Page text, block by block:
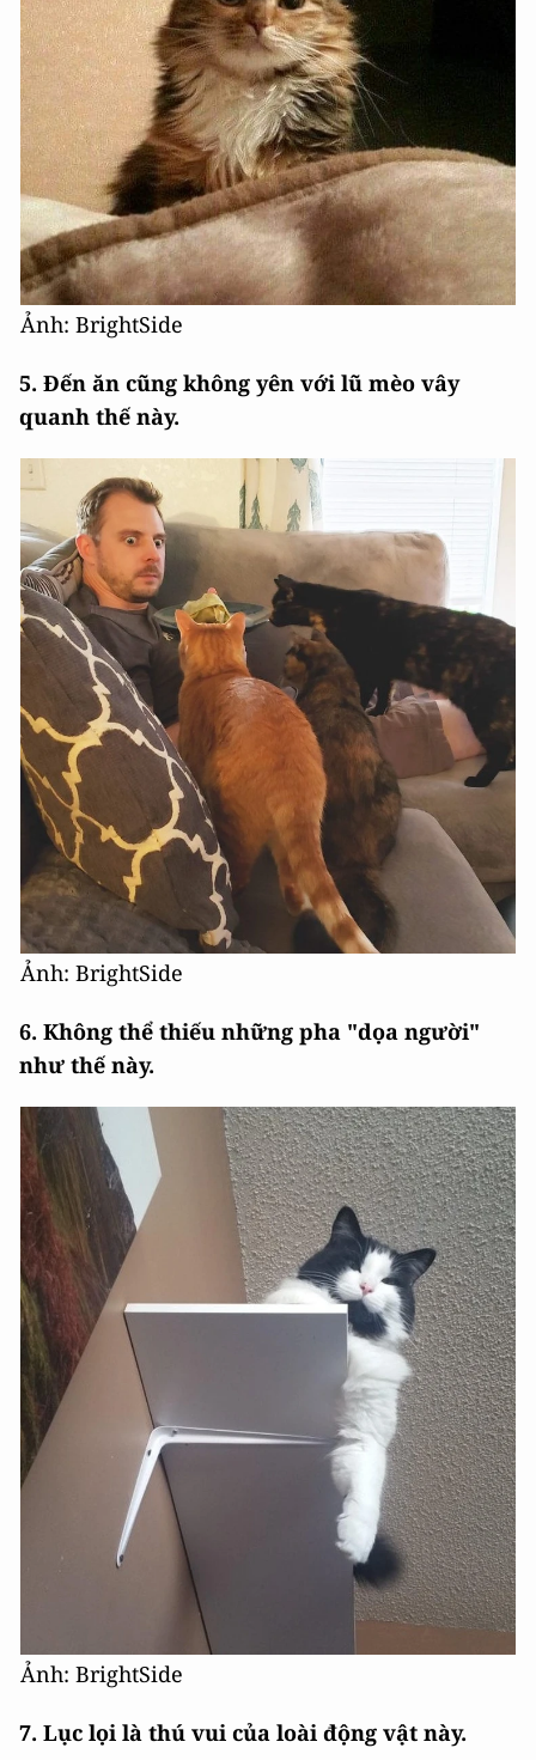
Ảnh: BrightSide
5. Đến ăn cũng không yên với lũ mèo vây
quanh thế này.
Ảnh: BrightSide
6. Không thể thiếu những pha "dọa người"
như thế này.
Ảnh: BrightSide
7. Lục lọi là thú vui của loài động vật này.